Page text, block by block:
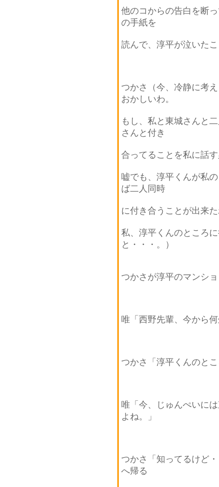
他のコからの告白を断
の手紙を
読んで、淳平が泣いた
つかさ（今、冷静に考
おかしいわ。
もし、私と東城さんと
さんと付き
合ってることを私に話
嘘でも、淳平くんが私
ば二人同時
に付き合うことが出来
私、淳平くんのところ
と・・・。）
つかさが淳平のマンシ
唯「西野先輩、今から
つかさ「淳平くんのと
唯「今、じゅんぺいに
よね。」
つかさ「知ってるけど
へ帰る